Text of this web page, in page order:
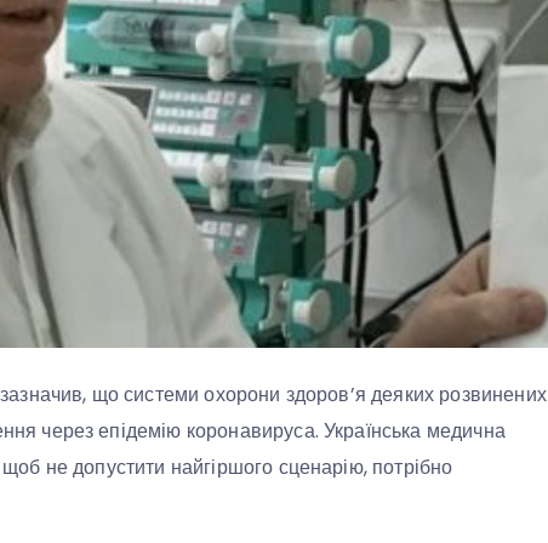
що системи охорони здоров’я деяких розвинених
через епідемію коронавируса. Українська медична
не допустити найгіршого сценарію, потрібно